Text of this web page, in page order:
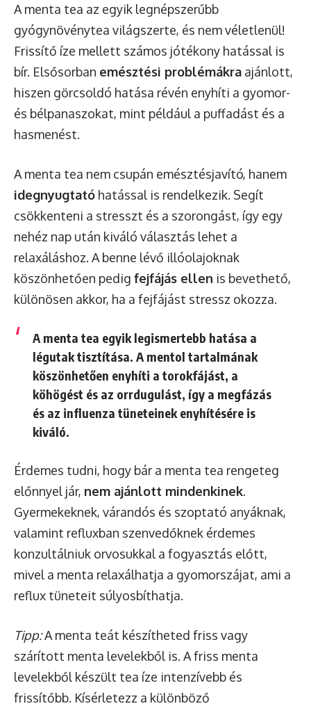
A menta tea az egyik legnépszerűbb
gyógynövénytea világszerte, és nem véletlenül!
Frissítő íze mellett számos jótékony hatással is
bír. Elsősorban emésztési problémákra ajánlott,
hiszen görcsoldó hatása révén enyhíti a gyomor-
és bélpanaszokat, mint például a puffadást és a
hasmenést.
A menta tea nem csupán emésztésjavító, hanem
idegnyugtató hatással is rendelkezik. Segít
csökkenteni a stresszt és a szorongást, így egy
nehéz nap után kiváló választás lehet a
relaxáláshoz. A benne lévő illóolajoknak
köszönhetően pedig fejfájás ellen is bevethető,
különösen akkor, ha a fejfájást stressz okozza.
A menta tea egyik legismertebb hatása a
légutak tisztítása. A mentol tartalmának
köszönhetően enyhíti a torokfájást, a
köhögést és az orrdugulást, így a megfázás
és az influenza tüneteinek enyhítésére is
kiváló.
Érdemes tudni, hogy bár a menta tea rengeteg
előnnyel jár, nem ajánlott mindenkinek.
Gyermekeknek, várandós és szoptató anyáknak,
valamint refluxban szenvedőknek érdemes
konzultálniuk orvosukkal a fogyasztás előtt,
mivel a menta relaxálhatja a gyomorszájat, ami a
reflux tüneteit súlyosbíthatja.
Tipp:A menta teát készítheted friss vagy
szárított menta levelekből is. A friss menta
levelekből készült tea íze intenzívebb és
frissítőbb. Kísérletezz a különböző